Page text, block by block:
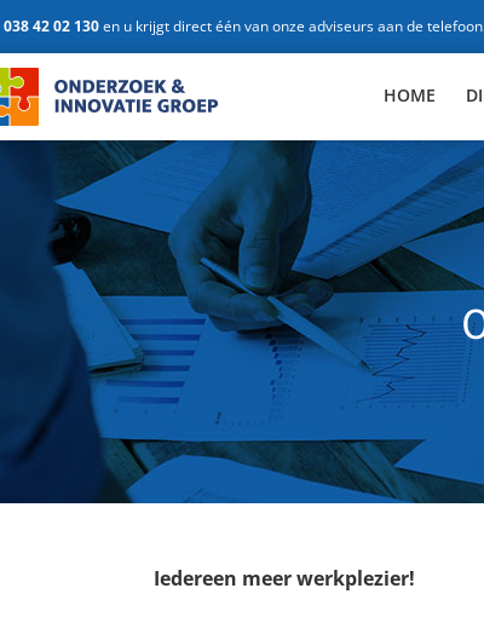
038 42 02 130en u krijgt direct één van onze adviseurs aan de
HOME
Iedereen meer werkplezier!